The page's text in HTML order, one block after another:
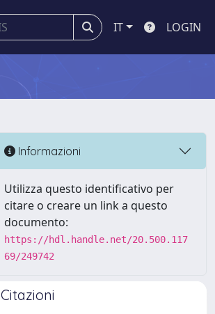
IT LOGIN
Informazioni
Utilizza questo identificativo per
citare o creare un link a questo
documento:
https://hdl.handle.net/20.500.117
69/249742
Citazioni